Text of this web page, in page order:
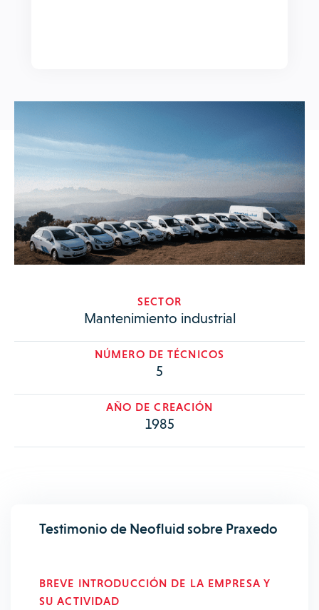
SECTOR
Mantenimiento industrial
NÚMERO DE TÉCNICOS
5
AÑO DE CREACIÓN
1985
Testimonio de Neofluid sobre Praxedo
BREVE INTRODUCCIÓN DE LA EMPRESA Y
SU ACTIVIDAD